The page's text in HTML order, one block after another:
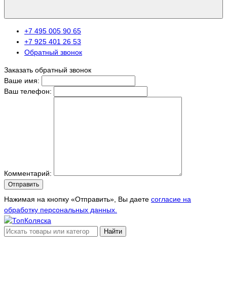
+7 495 005 90 65
+7 925 401 26 53
Обратный звонок
Заказать обратный звонок
Ваше имя:
Ваш телефон:
Комментарий:
Отправить
Нажимая на кнопку «Отправить», Вы даете согласие на
обработку персональных данных.
Найти